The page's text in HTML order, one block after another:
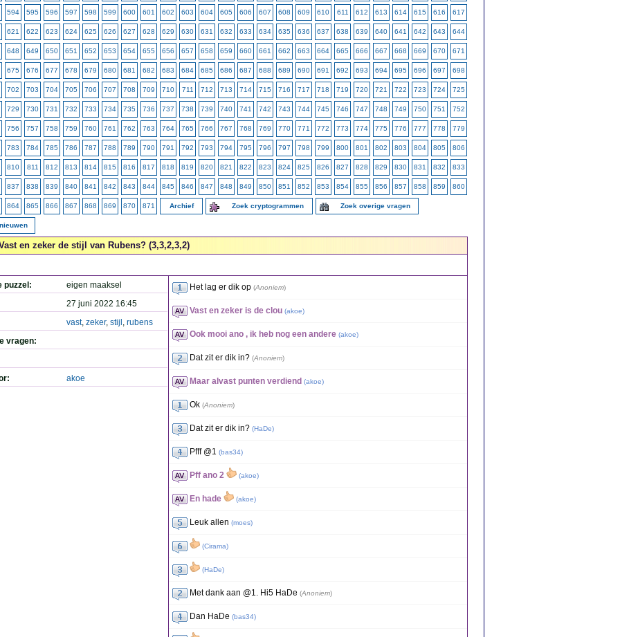
594 595 596 597 598 599 600 601 602 603 604 605 606 607 608 609 610 611 612 613 614 615 616 617
621 622 623 624 625 626 627 628 629 630 631 632 633 634 635 636 637 638 639 640 641 642 643 644
648 649 650 651 652 653 654 655 656 657 658 659 660 661 662 663 664 665 666 667 668 669 670 671
675 676 677 678 679 680 681 682 683 684 685 686 687 688 689 690 691 692 693 694 695 696 697 698
702 703 704 705 706 707 708 709 710 711 712 713 714 715 716 717 718 719 720 721 722 723 724 725
729 730 731 732 733 734 735 736 737 738 739 740 741 742 743 744 745 746 747 748 749 750 751 752
756 757 758 759 760 761 762 763 764 765 766 767 768 769 770 771 772 773 774 775 776 777 778 779
783 784 785 786 787 788 789 790 791 792 793 794 795 796 797 798 799 800 801 802 803 804 805 806
810 811 812 813 814 815 816 817 818 819 820 821 822 823 824 825 826 827 828 829 830 831 832 833
837 838 839 840 841 842 843 844 845 846 847 848 849 850 851 852 853 854 855 856 857 858 859 860
864 865 866 867 868 869 870 871 Archief Zoek cryptogrammen Zoek overige vragen
en zeker de stijl van Rubens? (3,3,2,3,2)
puzzel:
eigen maaksel
27 juni 2022 16:45
vast, zeker, stijl , rubens
vragen:
akoe
Het lag er dik op (Anoniem)
Vast en zeker is de clou (akoe)
Ook mooi ano , ik heb nog een andere (akoe)
Dat zit er dik in? (Anoniem)
Maar alvast punten verdiend (akoe)
Ok (Anoniem)
Dat zit er dik in? (HaDe)
Pfff @1 (bas34)
Pff ano 2 (akoe)
En hade (akoe)
Leuk allen (moes)
(Cirama)
(HaDe)
Met dank aan @1. Hi5 HaDe (Anoniem)
Dan HaDe (bas34)